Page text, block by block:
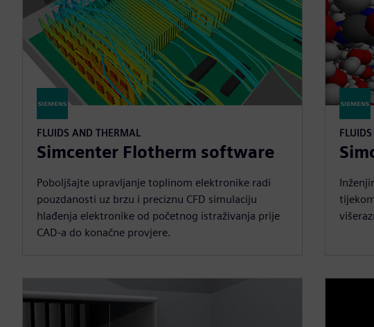
FLUIDS AND THERMAL
Simcenter Flotherm software
Poboljšajte upravljanje toplinom elektronike radi
pouzdanosti uz brzu i preciznu CFD simulaciju
hlađenja elektronike od početnog istraživanja prije
CAD-a do konačne provjere.